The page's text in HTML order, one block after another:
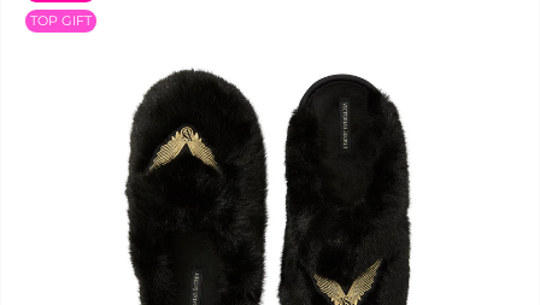
TOP GIFT